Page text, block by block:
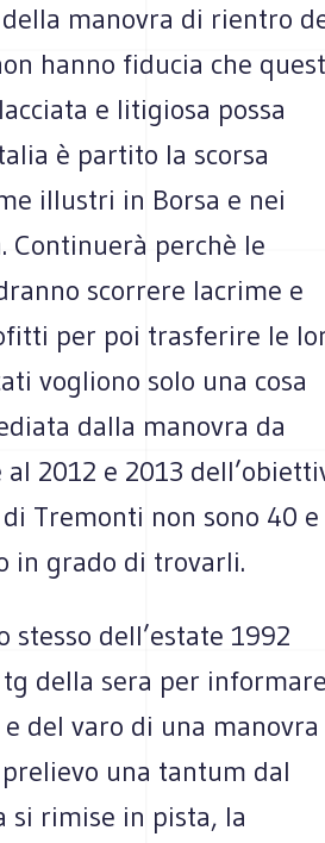
manovra di rientro
hanno fiducia che
e litigiosa possa
è partito la scorsa
illustri in Borsa e nei
perchè le
scorrere lacrime e
per poi trasferire le
vogliono solo una cosa
dalla manovra da
2012 e 2013
Tremonti non sono 40 e
in grado di trovarli.
stesso dell’estate 1992
della sera per informare
del varo di una manovra
una tantum dal
si rimise in pista, la